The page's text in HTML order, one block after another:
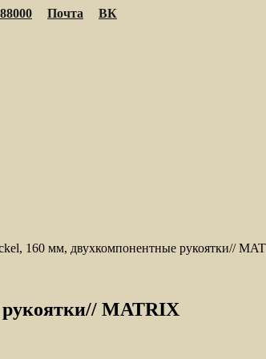
Почта
ВК
160 мм, двухкомпонентные рукоятки//
MATRIX